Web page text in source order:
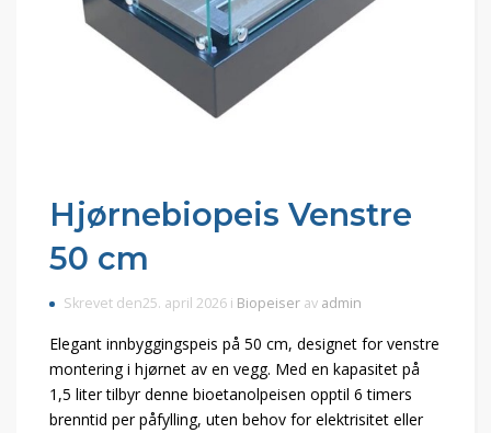
Hjørnebiopeis Venstre
50 cm
Skrevet den25. april 2026 i Biopeiser av admin
Elegant innbyggingspeis på 50 cm, designet for venstre
montering i hjørnet av en vegg. Med en kapasitet på
1,5 liter tilbyr denne bioetanolpeisen opptil 6 timers
brenntid per påfylling, uten behov for elektrisitet eller